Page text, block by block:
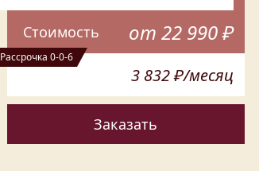
Стоимость от 22 990 ₽
Рассрочка 0-0-6
3 832 ₽/месяц
Заказать